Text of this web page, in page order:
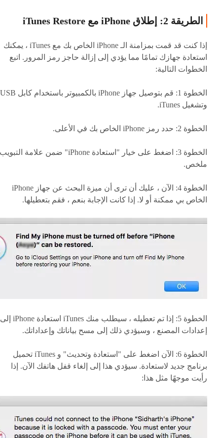
الطريقة 2: إطلاق iPhone مع iTunes Restore
إذا كنت قد قمت بمزامنة الـ iPhone الخاص بك مع iTunes ، يمكنك
استعادة جهازك تمامًا مما يؤدي إلى إزالة حاجز رمز المرور. اتبع
الخطوات التالية:
الخطوة 1: قم بتوصيل جهاز iPhone بالكمبيوتر باستخدام كابل USB
وتشغيل iTunes.
الخطوة 2: حدد رمز iPhone الخاص بك في الأعلى.
الخطوة 3: اضغط على خيار "استعادة iPhone" ضمن علامة التبويب
ملخص.
الخطوة 4: الآن ، عليك أن ترى أن ميزة البحث عن جهاز iPhone
الخاص بي ممكنة أو لا. إذا كانت الإجابة بنعم ، فقم بتعطيلها.
الخطوة 5: إذا تم تعطيله ، سيطلب منك iTunes استعادة iPhone إلى
إعدادات المصنع ، وسيؤدي ذلك إلى مسح بياناتك وإعداداتك.
الخطوة 6: الآن اضغط على "استعادة وتحديث" و iTunes تحميل
برنامج جديد لاستعادة. سيؤدي هذا إلى إلغاء قفل هاتفك الآن. إذا
رأيت موجهًا مثل هذا: